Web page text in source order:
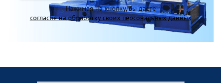
Нажимая на кнопку, вы даете
согласие на обработку своих персональных данных